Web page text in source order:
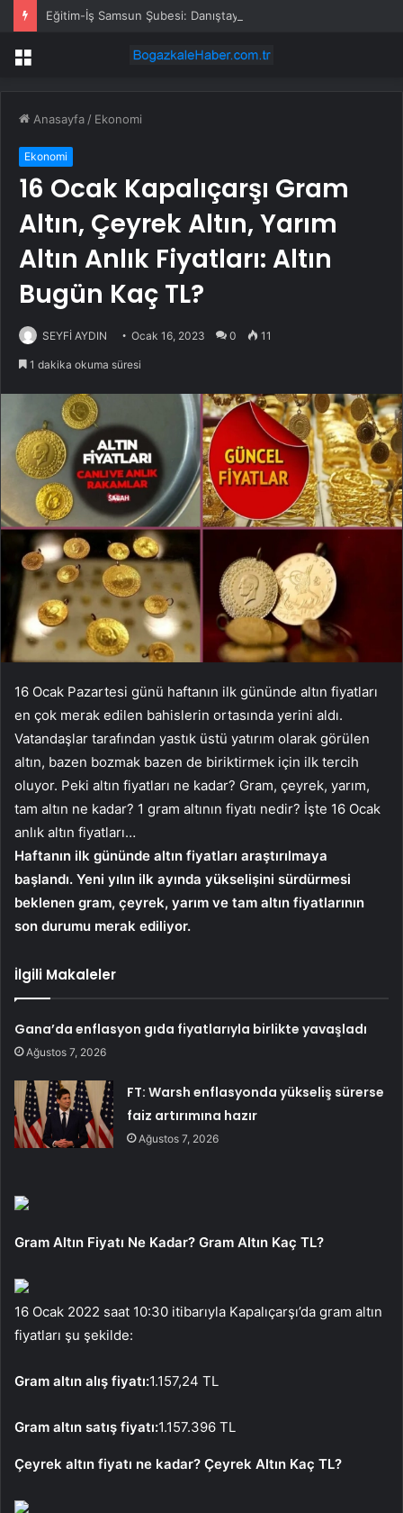
Menü
Anasayfa / Ekonomi
Ekonomi
16 Ocak Kapalıçarşı Gram
Altın, Çeyrek Altın, Yarım
Altın Anlık Fiyatları: Altın
Bugün Kaç TL?
SEYFİ AYDIN Ocak 16, 2023 0 11
1 dakika okuma süresi
16 Ocak Pazartesi günü haftanın ilk gününde altın fiyatları
en çok merak edilen bahislerin ortasında yerini aldı.
Vatandaşlar tarafından yastık üstü yatırım olarak görülen
altın, bazen bozmak bazen de biriktirmek için ilk tercih
oluyor. Peki altın fiyatları ne kadar? Gram, çeyrek, yarım,
tam altın ne kadar? 1 gram altının fiyatı nedir? İşte 16 Ocak
anlık altın fiyatları…
Haftanın ilk gününde altın fiyatları araştırılmaya
başlandı. Yeni yılın ilk ayında yükselişini sürdürmesi
beklenen gram, çeyrek, yarım ve tam altın fiyatlarının
son durumu merak ediliyor.
İlgili Makaleler
Gana’da enflasyon gıda fiyatlarıyla birlikte yavaşladı
Ağustos 7, 2026
FT: Warsh enflasyonda yükseliş sürerse
faiz artırımına hazır
Ağustos 7, 2026
Gram Altın Fiyatı Ne Kadar? Gram Altın Kaç TL?
16 Ocak 2022 saat 10:30 itibarıyla Kapalıçarşı’da gram altın
fiyatları şu şekilde:
Gram altın alış fiyatı:1.157,24 TL
Gram altın satış fiyatı:1.157.396 TL
Çeyrek altın fiyatı ne kadar? Çeyrek Altın Kaç TL?